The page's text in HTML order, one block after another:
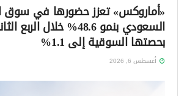
«أماروكس» تعزز حضورها في سوق
السعودي بنمو 48.6% خلال
بحصتها السوقية إلى 1.1%
أغسطس 6, 2026